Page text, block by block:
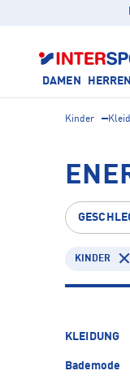
DAMEN HERREN
Kinder
KINDER
KLEIDUNG
Bademode